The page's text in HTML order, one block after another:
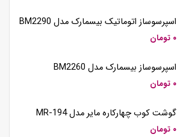
اسپرسوساز اتوماتیک بیسمارک مدل BM2290
۰ تومان
اسپرسوساز بیسمارک مدل BM2260
۰ تومان
گوشت کوب چهارکاره مایر مدل MR-194
۰ تومان